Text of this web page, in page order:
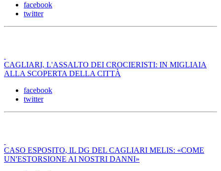
facebook
twitter
CAGLIARI, L'ASSALTO DEI CROCIERISTI: IN MIGLIAIA
ALLA SCOPERTA DELLA CITTÀ
facebook
twitter
CASO ESPOSITO, IL DG DEL CAGLIARI MELIS: «COME
UN'ESTORSIONE AI NOSTRI DANNI»